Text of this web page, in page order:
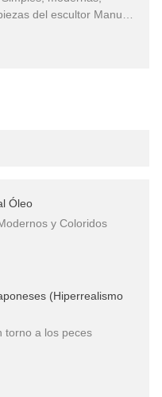
del escultor Manuel
lograr magníficas
Óleo
y Coloridos
(Hiperrealismo
torno a los peces